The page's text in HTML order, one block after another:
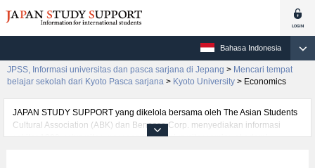
Bahasa Indonesia
JPSS, Informasi universitas dan pasca sarjana di Jepang > Mencari tempat
belajar sekolah dari Kyoto Pasca sarjana > Kyoto University > Economics
JAPAN STUDY SUPPORT yang dikelola bersama oleh The Asian Students
Cultural Association (ABK) dan Benesse Corp. menyediakan informasi
sekitar 1300 universitas, pascasarjana, universitas yunior, akademi